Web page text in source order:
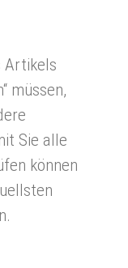
Artikels
müssen,
Sie alle
können